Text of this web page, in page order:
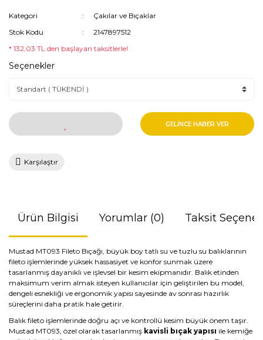
Kategori
Çakılar ve Bıçaklar
Stok Kodu
2147897512
* 132,03 TL den başlayan taksitlerle!
Seçenekler
GELİNCE HABER VER
Karşılaştır
Ürün Bilgisi Yorumlar (0) Taksit
Mustad MT093 Fileto Bıçağı, büyük boy tatlı su ve tuzlu su balıklarının
fileto işlemlerinde yüksek hassasiyet ve konfor sunmak üzere
tasarlanmış dayanıklı ve işlevsel bir kesim ekipmanıdır. Balık etinden
maksimum verim almak isteyen kullanıcılar için geliştirilen bu model,
dengeli esnekliği ve ergonomik yapısı sayesinde av sonrası hazırlık
süreçlerini daha pratik hale getirir.
Balık fileto işlemlerinde doğru açı ve kontrollü kesim büyük önem taşır.
Mustad MT093, özel olarak tasarlanmış kavisli bıçak yapısı ile kemiğe